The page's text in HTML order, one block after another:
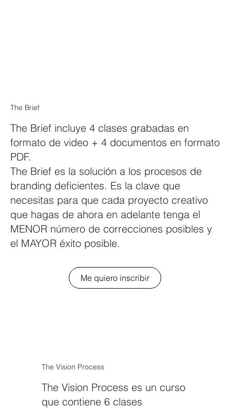
Me quiero inscribir
The Brief incluye 4 clases grabadas en
formato de video + 4 documentos en formato
PDF.
The Brief es la solución a los procesos de
branding deficientes. Es la clave que
necesitas para que cada proyecto creativo
que hagas de ahora en adelante tenga el
MENOR número de correcciones posibles y
el MAYOR éxito posible.
The Brief
The Vision Process es un curso
que contiene 6 clases
The Vision Process